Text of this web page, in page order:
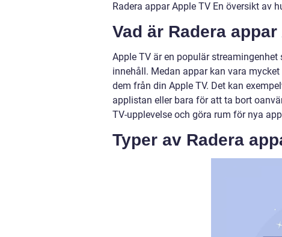
Radera appar Apple TV En översikt av
Vad är Radera
Apple TV är en populär
innehåll. Medan appar kan vara
dem från din Apple TV. Det kan
applistan eller bara för att ta bort
TV-upplevelse och göra rum för nya
Typer av Radera